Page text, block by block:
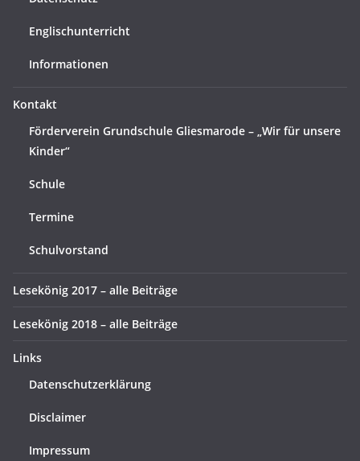
Englischunterricht
Informationen
Kontakt
Förderverein Grundschule Gliesmarode – „Wir für unsere
Kinder“
Schule
Termine
Schulvorstand
Lesekönig 2017 – alle Beiträge
Lesekönig 2018 – alle Beiträge
Links
Datenschutzerklärung
Disclaimer
Impressum